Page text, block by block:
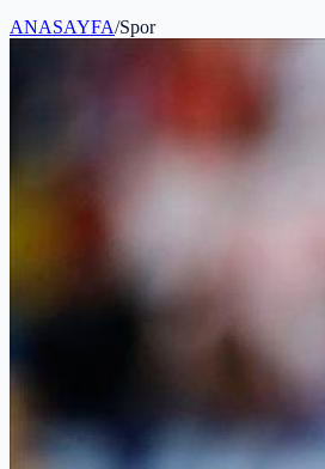
ANASAYFA/Spor